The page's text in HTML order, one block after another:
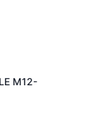
M12-